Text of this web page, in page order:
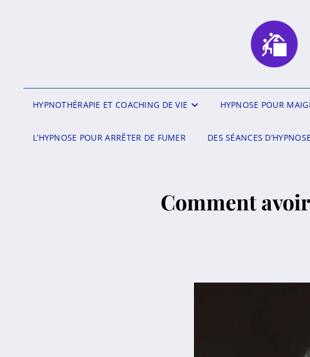
HYPNOTHÉRAPIE ET COACHING DE VIE HYPNOSE POUR
L’HYPNOSE POUR ARRÊTER DE FUMER DES SÉANCES
Comment